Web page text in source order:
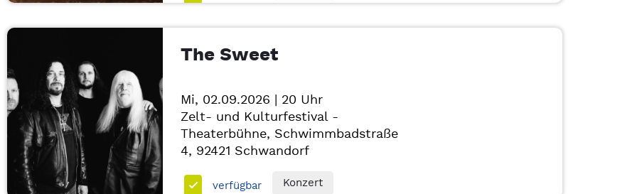
The Sweet
Mi, 02.09.2026 | 20 Uhr
Zelt- und Kulturfestival -
Theaterbühne, Schwimmbadstraße
4, 92421 Schwandorf
verfügbar Konzert